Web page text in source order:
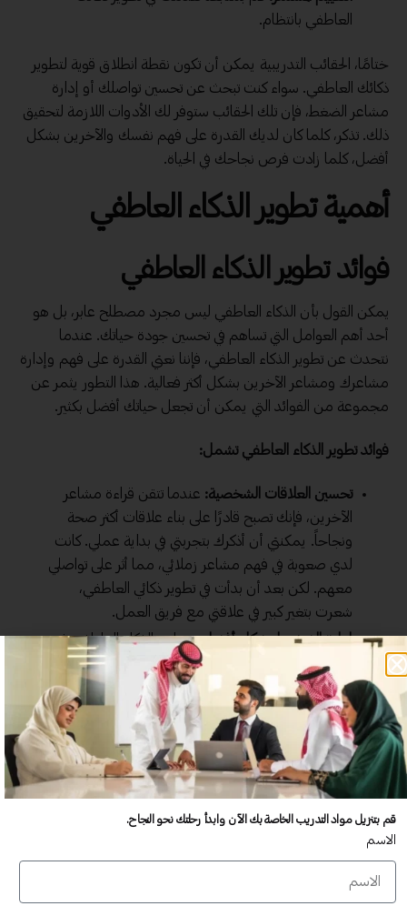
العاطفي بانتظام.
ختامًا، الحقائب التدريبية يمكن أن تكون نقطة انطلاق قوية لتطوير
ذكائك العاطفي. سواء كنت تبحث عن تحسين تواصلك أو إدارة
مشاعر الضغط، فإن تلك الحقائب ستوفر لك الأدوات اللازمة لتحقيق
ذلك. تذكر، كلما كان لديك القدرة على فهم نفسك والآخرين بشكل
أفضل، كلما زادت فرص نجاحك في الحياة.
أهميةتطوير الذكاء العاطفي
فوائد تطوير الذكاء العاطفي
يمكن القول بأن الذكاء العاطفي ليس مجرد مصطلح عابر، بل هو
أحد أهم العوامل التي تساهم في تحسين جودة حياتك. عندما
نتحدث عن تطوير الذكاء العاطفي، فإننا نعني القدرة على فهم وإدارة
مشاعرك ومشاعر الآخرين بشكل أكثر فعالية. هذا التطور يثمر عن
مجموعة من الفوائد التي يمكن أن تجعل حياتك أفضل بكثير.
فوائد تطوير الذكاء العاطفي تشمل:
تحسين العلاقات الشخصية: عندما تتقن قراءة مشاعر
الآخرين، فإنك تصبح قادرًا على بناء علاقات أكثر صحة
ونجاحاً. يمكنني أن أذكرك بتجربتي في بداية عملي. كانت
لدي صعوبة في فهم مشاعر زملائي، مما أثر على تواصلي
معهم. لكن بعد أن بدأت في تطوير ذكائي العاطفي،
شعرت بتغير كبير في علاقتي مع فريق العمل.
إدارة الضغوط بشكل أفضل:يساعد الذكاء العاطفي في
التعرف على مصادر الضغط وكيفية التعامل معها بطرق
إيجابية. مثلًا، بدلًا من الاستسلام للتوتر، يمكنك
استخدام تقنيات التنفس أو التأمل.
تحقيق الأهداف الشخصية:من خلال تعزيز الوعي الذاتي،
يمكنك تحديد أهدافك بشكل أفضل والتخطيط
لتحقيقها. فالذكاء العاطفي يوفر لك الرؤية اللازمة
يميلون إلى أن يكونوا أكثر إنتاجية في العمل. وذلك
بسبب قدرتهم على التواصل بفعالية والعمل ضمن فرق
بشكل جيد.
قم بتنزيل مواد التدريب الخاصة بك الآن وابدأ رحلتك نحو النجاح.
الاسم